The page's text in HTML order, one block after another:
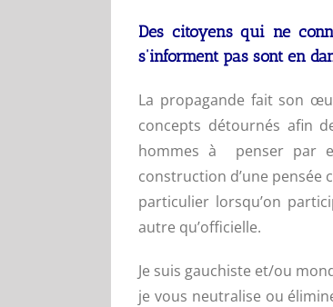
Des citoyens qui ne
s’informent pas sont en
La propagande fait son
concepts détournés afin
hommes à penser par
construction d’une pensée
particulier lorsqu’on
autre qu’officielle.
Je suis gauchiste et/ou
je vous neutralise ou